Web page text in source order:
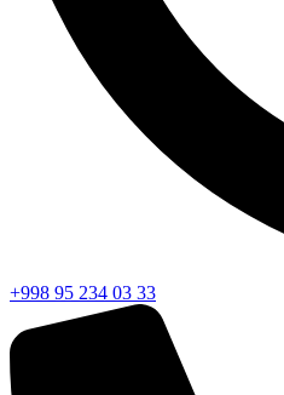
+998 95 234 03 33